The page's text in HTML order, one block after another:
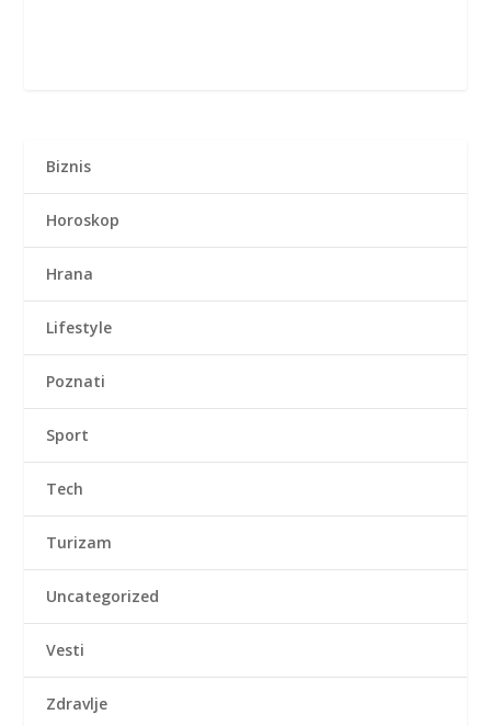
Biznis
Horoskop
Hrana
Lifestyle
Poznati
Sport
Tech
Turizam
Uncategorized
Vesti
Zdravlje